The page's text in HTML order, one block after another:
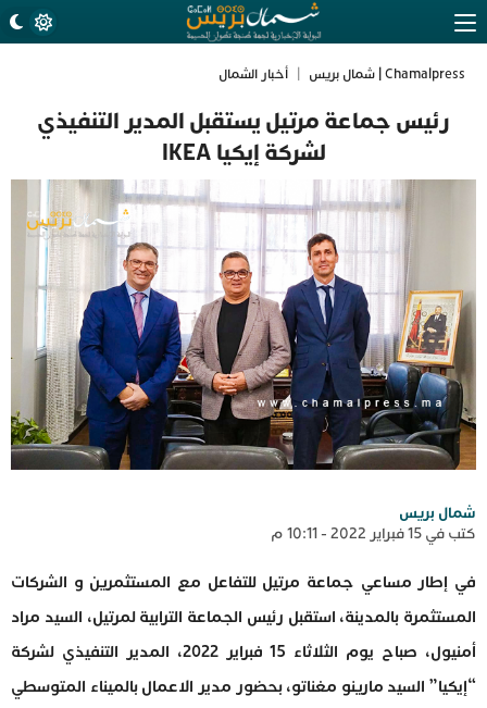
Chamalpress | شمال بريس أخبار الشمال
رئيس جماعة مرتيل يستقبل المدير التنفيذي
لشركة إيكيا IKEA
شمال بريس
كتب في 15 فبراير 2022 - 10:11 م
في إطار مساعي جماعة مرتيل للتفاعل مع المستثمرين و الشركات
المستثمرة بالمدينة، استقبل رئيس الجماعة الترابية لمرتيل، السيد مراد
أمنيول، صباح يوم الثلاثاء 15 فبراير 2022، المدير التنفيذي لشركة
“إيكيا” السيد مارينو مغناتو، بحضور مدير الاعمال بالميناء المتوسطي